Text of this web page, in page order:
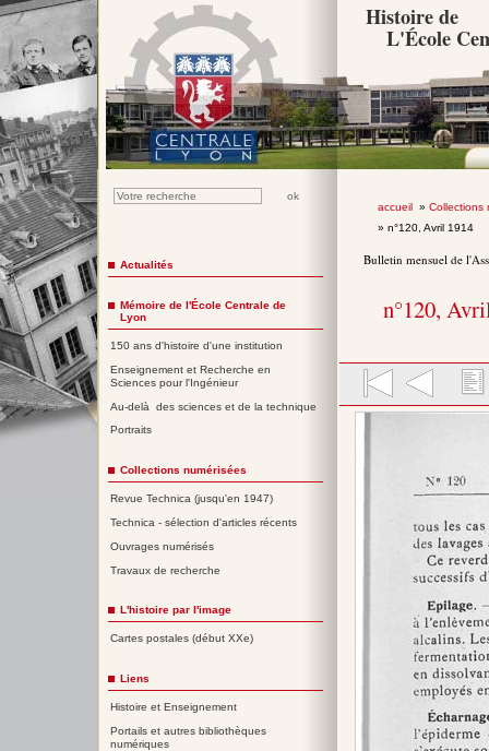
Histoire de
L'École
accueil» Collections
» n°120, Avril 1914
Bulletin mensuel de
n°120,
Actualités
Mémoire de l'École Centrale de
Lyon
150 ans d'histoire d'une institution
Enseignement et Recherche en
Sciences pour l'Ingénieur
Au-delà des sciences et de la technique
Portraits
Collections numérisées
Revue Technica (jusqu'en 1947)
Technica - sélection d'articles récents
Ouvrages numérisés
Travaux de recherche
L'histoire par l'image
Cartes postales (début XXe)
Liens
Histoire et Enseignement
Portails et autres bibliothèques
numériques